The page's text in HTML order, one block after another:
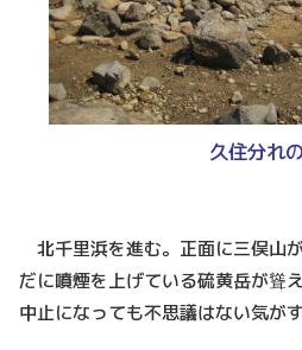
久住分れ
北千里浜を進む。正面に三俣山
だに噴煙を上げている硫黄岳が聳
中止になっても不思議はない気がす